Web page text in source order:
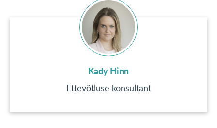
Kady Hinn
Ettevõtluse konsultant